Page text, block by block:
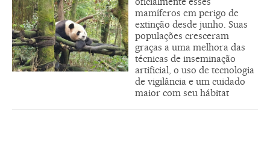
mamíferos em perigo de
extinção desde junho. Suas
populações cresceram
graças a uma melhora das
técnicas de inseminação
artificial, o uso de tecnologia
de vigilância e um cuidado
maior com seu hábitat